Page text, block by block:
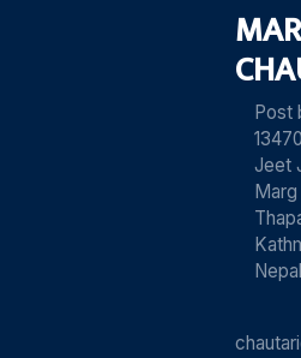
Post
Jeet
Marg
Nepal